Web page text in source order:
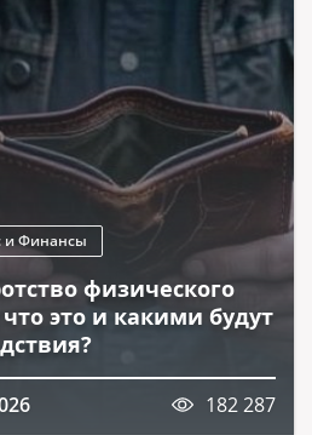
и Финансы
физического
это и какими будут
182 287